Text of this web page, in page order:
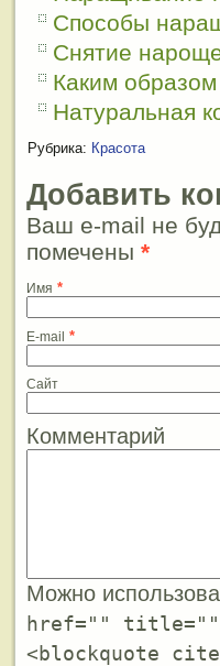
Способы
Снятие
Каким
Натуральная
Рубрика: Красота
Добавить
Ваш e-mail не
помечены *
Имя *
E-mail *
Сайт
Комментарий
Можно
href=""
<blockquote